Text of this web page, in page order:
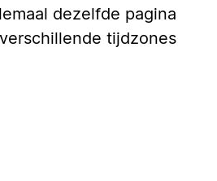
dezelfde pagina
tijdzones